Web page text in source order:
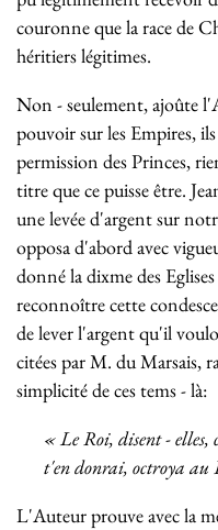
couronne que la race de
héritiers légitimes.
Non - seulement, ajoûte
pouvoir sur les Empires,
permission des Princes,
titre que ce puisse être.
une levée d'argent sur
opposa d'abord avec
donné la dixme des
reconnoître cette
de lever l'argent qu'il
citées par M. du Marsais,
simplicité de ces tems - là:
« Le Roi, disent - elles,
t'en donrai, octroya au
L'Auteur prouve avec la